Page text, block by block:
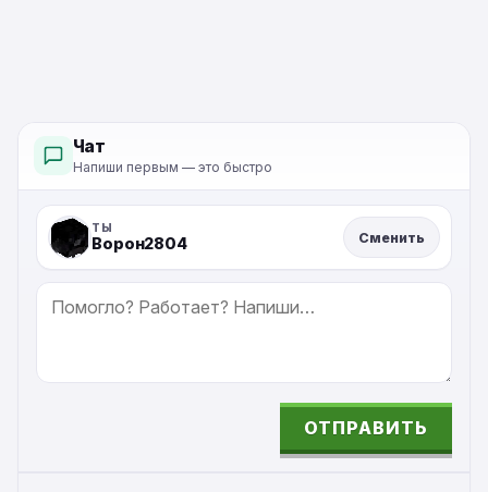
Чат
Напиши первым — это быстро
ТЫ
Ворон2804 Сменить
СООБЩЕНИЕ
ОТПРАВИТЬ